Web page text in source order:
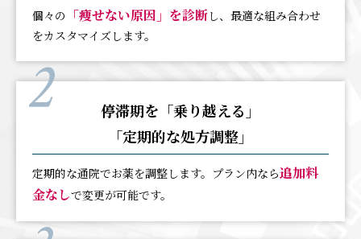
個々の 「痩せない原因」を診断し、最適な組み合わせ
をカスタマイズします。
停滞期を「乗り越える」
「定期的な処方調整」
定期的な通院でお薬を調整します。プラン内なら追加料
金なしで変更が可能です。